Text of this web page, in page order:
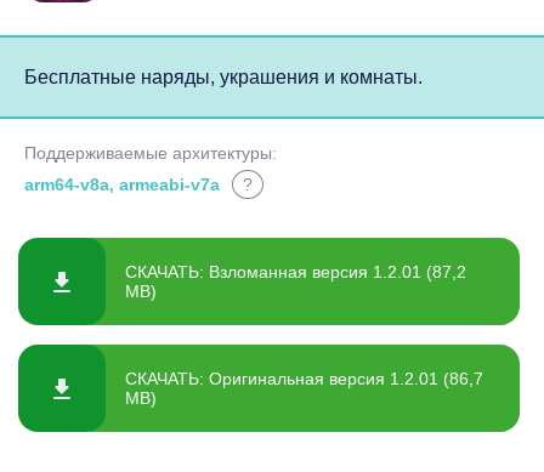
Бесплатные наряды, украшения и комнаты.
Поддерживаемые архитектуры:
arm64-v8a, armeabi-v7a
?
СКАЧАТЬ: Взломанная версия 1.2.01 (87,2
MB)
СКАЧАТЬ: Оригинальная версия 1.2.01 (86,7
MB)